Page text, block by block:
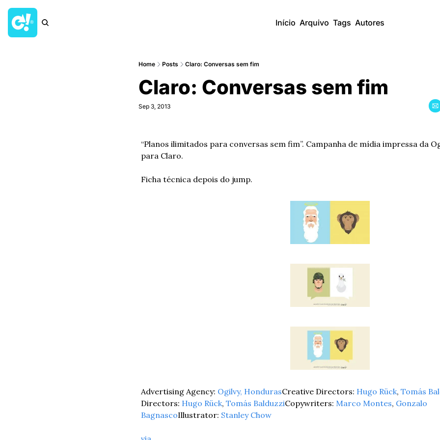
Início Arquivo Tags Autores
Home Posts Claro: Conversas sem fim
Claro: Conversas sem fim
Sep 3, 2013
“Planos ilimitados para conversas sem fim”. Campanha de mídia impressa da
para Claro.
Ficha técnica depois do jump.
Advertising Agency: Ogilvy, HondurasCreative Directors: Hugo Rück, Tomás
Directors: Hugo Rück, Tomás BalduzziCopywriters: Marco Montes, Gonzalo
BagnascoIllustrator: Stanley Chow